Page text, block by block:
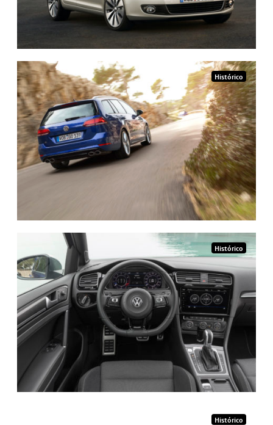
Histórico
Histórico
Histórico